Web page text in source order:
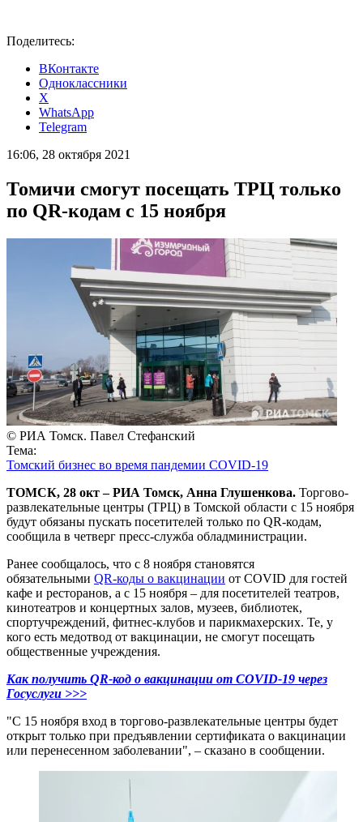
Поделитесь:
ВКонтакте
Одноклассники
X
WhatsApp
Telegram
16:06, 28 октября 2021
Томичи смогут посещать ТРЦ только
по QR-кодам с 15 ноября
© РИА Томск. Павел Стефанский
Тема:
Томский бизнес во время пандемии COVID-19
ТОМСК, 28 окт – РИА Томск, Анна Глушенкова. Торгово-
развлекательные центры (ТРЦ) в Томской области с 15 ноября
будут обязаны пускать посетителей только по QR-кодам,
сообщила в четверг пресс-служба обладминистрации.
Ранее сообщалось, что с 8 ноября становятся
обязательными QR-коды о вакцинации от COVID для гостей
кафе и ресторанов, а с 15 ноября – для посетителей театров,
кинотеатров и концертных залов, музеев, библиотек,
спортучреждений, фитнес-клубов и парикмахерских. Те, у
кого есть медотвод от вакцинации, не смогут посещать
общественные учреждения.
Как получить QR-код о вакцинации от COVID-19 через
Госуслуги >>>
"С 15 ноября вход в торгово-развлекательные центры будет
открыт только при предъявлении сертификата о вакцинации
или перенесенном заболевании", – сказано в сообщении.